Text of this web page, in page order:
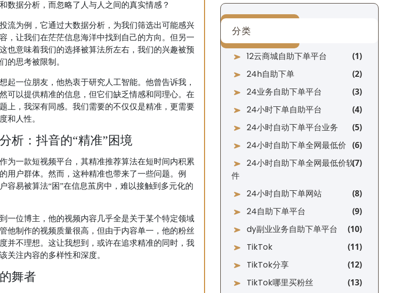
数据分析，而忽略了人与人之间的真实情感？
流为例，它通过大数据分析，为我们筛选出可能感兴
，让我们在茫茫信息海洋中找到自己的方向。但另一
也意味着我们的选择被算法所左右，我们的兴趣被预
的思考被限制。
起一位朋友，他热衷于研究人工智能。他曾告诉我，
可以提供精准的信息，但它们缺乏情感和同理心。在
上，我深有同感。我们需要的不仅仅是精准，更需要
和人性。
析：抖音的“精准”困境
为一款短视频平台，其精准推荐算法在短时间内积累
用户群体。然而，这种精准也带来了一些问题。例
容易被算法“困”在信息茧房中，难以接触到多元化的
一位博主，他的视频内容几乎全是关于某个特定领域
他制作的视频质量很高，但由于内容单一，他的粉丝
并不理想。这让我想到，或许在追求精准的同时，我
关注内容的多样性和深度。
舞者
分类
12云商城自助下单平台
24h自助下单
24业务自助下单平台
24小时下单自助平台
24小时自动下单平台业务
24小时自助下单全网最低价
24小时自助下单全网最低价软
件
24小时自助下单网站
24自助下单平台
dy副业业务自助下单平台
TikTok
TikTok分享
TikTok哪里买粉丝